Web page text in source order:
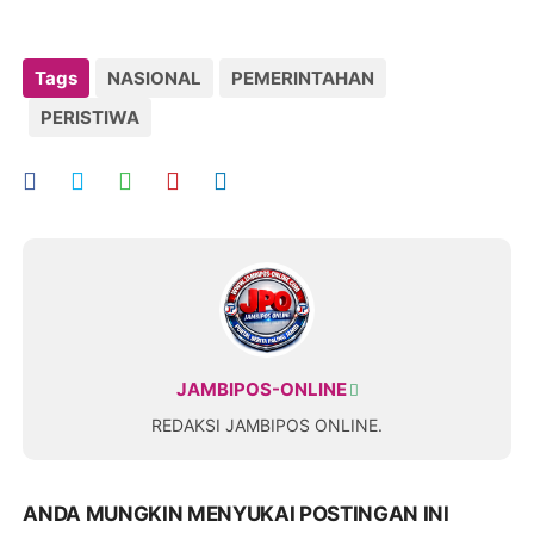
Tags NASIONAL
PEMERINTAHAN
PERISTIWA
JAMBIPOS-ONLINE
REDAKSI JAMBIPOS ONLINE.
ANDA MUNGKIN MENYUKAI POSTINGAN INI